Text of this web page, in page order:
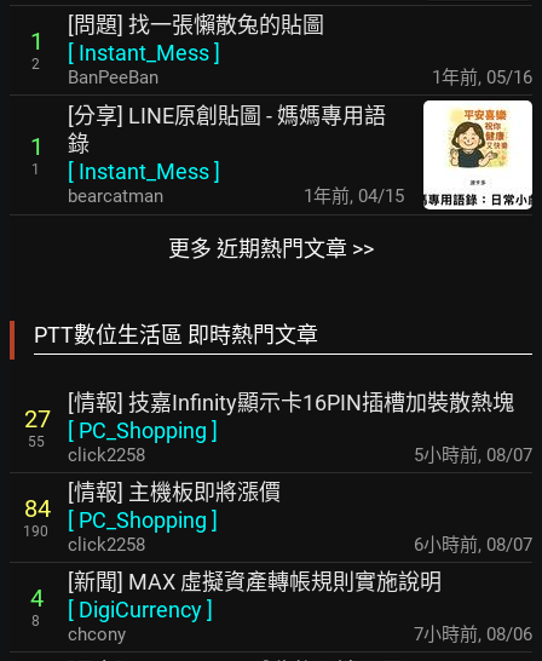
1
2
[問題] 找一張懶散兔的貼圖
[ Instant_Mess]
BanPeeBan 1年前, 05/16
1
1
[分享] LINE原創貼圖 - 媽媽專用語
錄
[ Instant_Mess]
bearcatman 1年前, 04/15
更多 近期熱門文章 >>
PTT數位生活區 即時熱門文章
27
55
[情報] 技嘉Infinity顯示卡16PIN插槽加裝散熱塊
[ PC_Shopping ]
click2258 5小時前, 08/07
84
190
[情報] 主機板即將漲價
[ PC_Shopping ]
click2258 6小時前, 08/07
4
8
[新聞] MAX 虛擬資產轉帳規則實施說明
[ DigiCurrency]
chcony 7小時前, 08/06